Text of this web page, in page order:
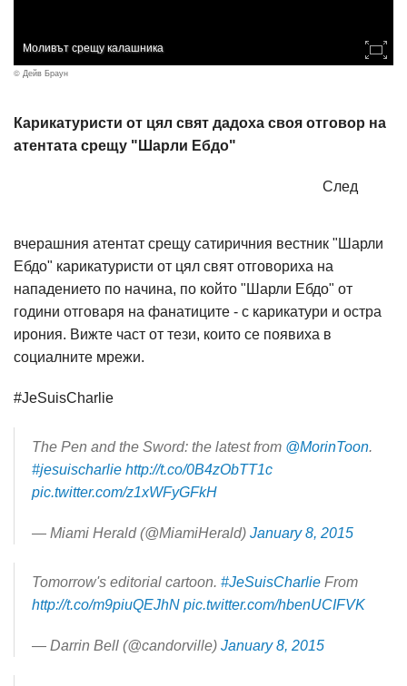
Моливът срещу калашника
© Дейв Браун
Карикатуристи от цял свят дадоха своя отговор на
атентата срещу "Шарли Ебдо"
След
вчерашния атентат срещу сатиричния вестник "Шарли
Ебдо" карикатуристи от цял свят отговориха на
нападението по начина, по който "Шарли Ебдо" от
години отговаря на фанатиците - с карикатури и остра
ирония. Вижте част от тези, които се появиха в
социалните мрежи.
#JeSuisCharlie
The Pen and the Sword: the latest from @MorinToon.
#jesuischarlie http://t.co/0B4zObTT1c
pic.twitter.com/z1xWFyGFkH
— Miami Herald (@MiamiHerald) January 8, 2015
Tomorrow's editorial cartoon. #JeSuisCharlie From
http://t.co/m9piuQEJhN pic.twitter.com/hbenUCIFVK
— Darrin Bell (@candorville) January 8, 2015